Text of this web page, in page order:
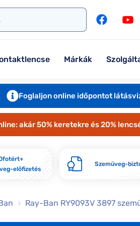
Márkák
Jimmy
További
Szemüveglencsék
Kontaktlencse
Foglaljon online időpontot
akár 50% keretekre és 20%
előfizetés
Szemüveg-
Ray-Ban RY9093V 3897